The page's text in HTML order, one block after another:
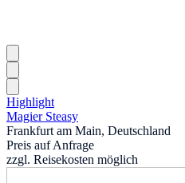
Highlight
Magier Steasy
Frankfurt am Main, Deutschland
Preis auf Anfrage
zzgl. Reisekosten möglich